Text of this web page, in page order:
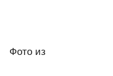
Фото из